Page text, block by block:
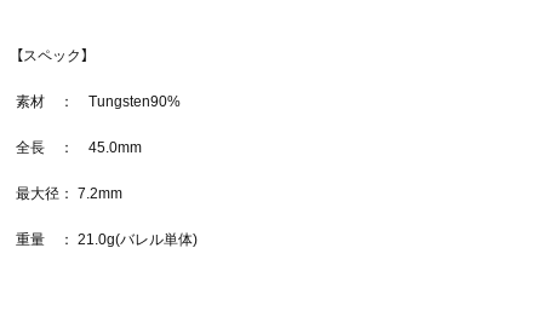
【スペック】
素材 ： Tungsten90%
全長 ： 45.0mm
最大径： 7.2mm
重量 ： 21.0g(バレル単体)